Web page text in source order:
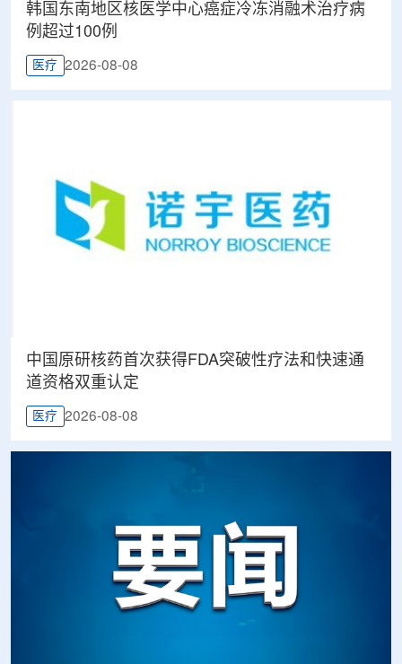
韩国东南地区核医学中心癌症冷冻消融术治疗病
例超过100例
医疗 2026-08-08
中国原研核药首次获得FDA突破性疗法和快速通
道资格双重认定
医疗 2026-08-08